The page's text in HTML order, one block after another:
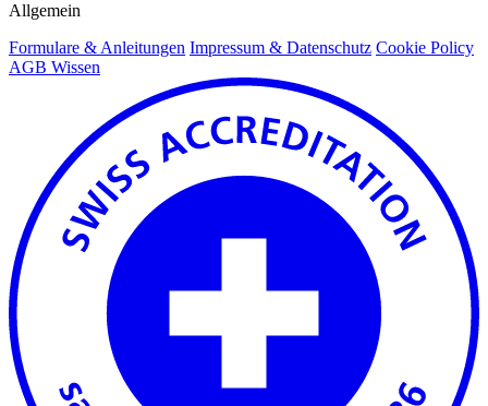
Allgemein
Formulare & Anleitungen Impressum & Datenschutz Cookie Policy
AGB Wissen